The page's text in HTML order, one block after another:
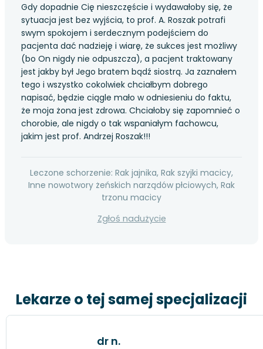
Gdy dopadnie Cię nieszczęście i wydawałoby się, że
sytuacja jest bez wyjścia, to prof. A. Roszak potrafi
swym spokojem i serdecznym podejściem do
pacjenta dać nadzieję i wiarę, że sukces jest możliwy
(bo On nigdy nie odpuszcza), a pacjent traktowany
jest jakby był Jego bratem bądź siostrą. Ja zaznałem
tego i wszystko cokolwiek chciałbym dobrego
napisać, będzie ciągle mało w odniesieniu do faktu,
że moja żona jest zdrowa. Chciałoby się zapomnieć o
chorobie, ale nigdy o tak wspaniałym fachowcu,
jakim jest prof. Andrzej Roszak!!!
Leczone schorzenie: Rak jajnika, Rak szyjki macicy,
Inne nowotwory żeńskich narządów płciowych, Rak
trzonu macicy
Zgłoś nadużycie
Lekarze o tej samej specjalizacji
dr n.